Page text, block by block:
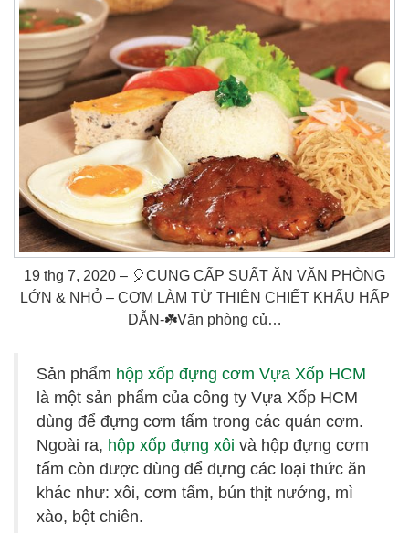
19 thg 7, 2020 – 🎈CUNG CẤP SUẤT ĂN VĂN PHÒNG
LỚN & NHỎ – CƠM LÀM TỪ THIỆN CHIẾT KHẤU HẤP
DẪN-☘️Văn phòng củ…
Sản phẩm hộp xốp đựng cơm Vựa Xốp HCM
là một sản phẩm của công ty Vựa Xốp HCM
dùng để đựng cơm tấm trong các quán cơm.
Ngoài ra, hộp xốp đựng xôi và hộp đựng cơm
tấm còn được dùng để đựng các loại thức ăn
khác như: xôi, cơm tấm, bún thịt nướng, mì
xào, bột chiên.